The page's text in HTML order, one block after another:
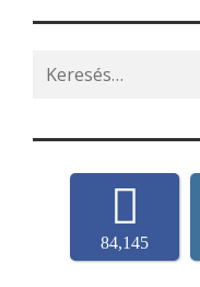
Search
for:
84,145